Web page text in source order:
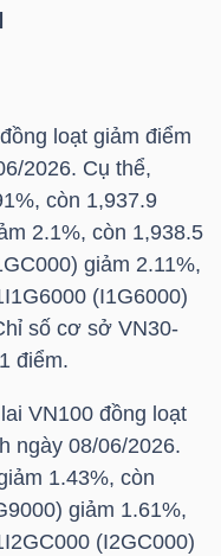
đồng loạt giảm điểm
2026. Cụ thể,
còn 1,937.9
2.1%, còn 1,938.5
giảm 2.11%,
(I1G6000)
số cơ sở VN30-
điểm.
VN100 đồng loạt
ngày 08/06/2026.
1.43%, còn
giảm 1.61%,
(I2GC000)